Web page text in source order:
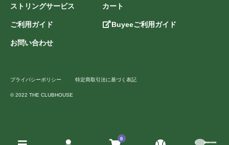
ストリングサービス
ご利用ガイド
お問い合わせ
カート
Buyeeご利用ガイド
プライバシーポリシー 特定商取引法に基づく表記
© 2022 THE CLUBHOUSE
0